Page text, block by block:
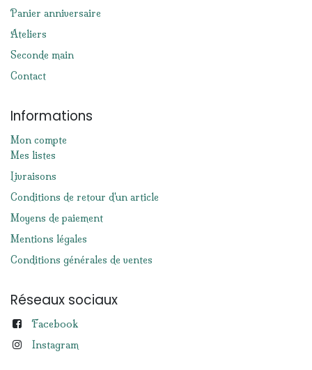
Panier anniversaire
Ateliers
Seconde main
Contact
Informations
Mon compte
Mes listes
Livraisons
Conditions de retour d'un article
Moyens de paiement
Mentions légales
Conditions générales de ventes
Réseaux sociaux
Facebook
Instagram